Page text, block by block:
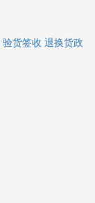
验货签收 退换货政